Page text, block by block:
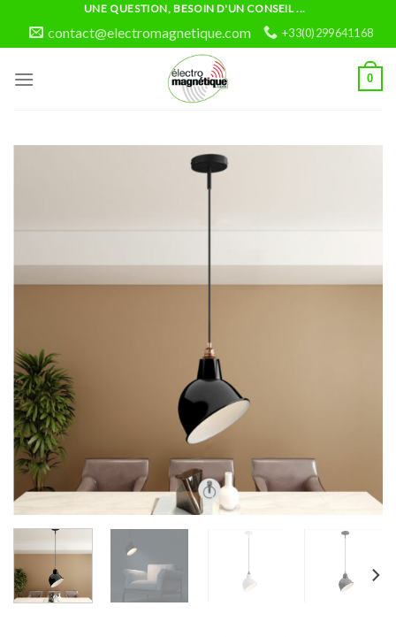
UNE QUESTION, BESOIN D'UN CONSEIL ...
contact@electromagnetique.com +33(0)299641168
0